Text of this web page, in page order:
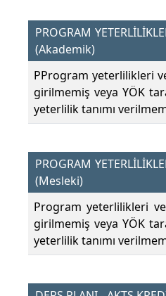
PROGRAM
(Akademik)
PProgram yeterlilikleri
girilmemiş veya YÖK
yeterlilik tanımı
PROGRAM
(Mesleki)
Program yeterlilikleri
girilmemiş veya YÖK
yeterlilik tanımı